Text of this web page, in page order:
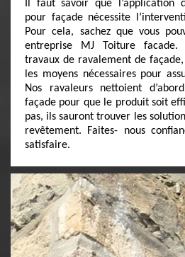
Il faut savoir que l’application
pour façade nécessite
Pour cela, sachez que vous
entreprise MJ Toiture facade.
travaux de ravalement de façade,
les moyens nécessaires pour
Nos ravaleurs nettoient
façade pour que le produit soit
pas, ils sauront trouver les
revêtement. Faites- nous
satisfaire.